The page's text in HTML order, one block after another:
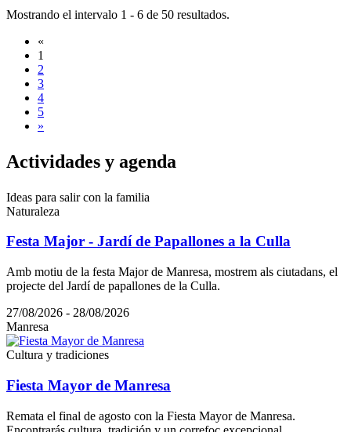
Mostrando el intervalo 1 - 6 de 50 resultados.
«
1
2
3
4
5
»
Actividades y agenda
Ideas para salir con la familia
Naturaleza
Festa Major - Jardí de Papallones a la Culla
Amb motiu de la festa Major de Manresa, mostrem als ciutadans, el
projecte del Jardí de papallones de la Culla.
27/08/2026 - 28/08/2026
Manresa
Cultura y tradiciones
Fiesta Mayor de Manresa
Remata el final de agosto con la Fiesta Mayor de Manresa.